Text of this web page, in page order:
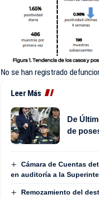
No se han registrado
Leer Más
De
de
Cámara de Cuentas
en auditoría a la
Remozamiento del